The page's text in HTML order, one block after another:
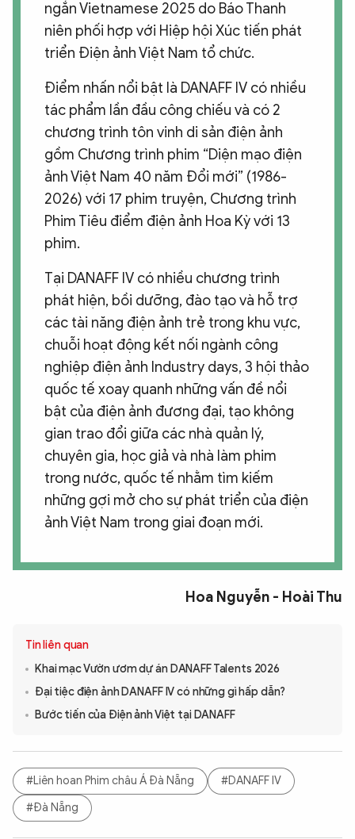
ngắn Vietnamese 2025 do Báo Thanh
niên phối hợp với Hiệp hội Xúc tiến phát
triển Điện ảnh Việt Nam tổ chức.
Điểm nhấn nổi bật là DANAFF IV có nhiều
tác phẩm lần đầu công chiếu và có 2
chương trình tôn vinh di sản điện ảnh
gồm Chương trình phim “Diện mạo điện
ảnh Việt Nam 40 năm Đổi mới” (1986-
2026) với 17 phim truyện, Chương trình
Phim Tiêu điểm điện ảnh Hoa Kỳ với 13
phim.
Tại DANAFF IV có nhiều chương trình
phát hiện, bồi dưỡng, đào tạo và hỗ trợ
các tài năng điện ảnh trẻ trong khu vực,
chuỗi hoạt động kết nối ngành công
nghiệp điện ảnh Industry days, 3 hội thảo
quốc tế xoay quanh những vấn đề nổi
bật của điện ảnh đương đại, tạo không
gian trao đổi giữa các nhà quản lý,
chuyên gia, học giả và nhà làm phim
trong nước, quốc tế nhằm tìm kiếm
những gợi mở cho sự phát triển của điện
ảnh Việt Nam trong giai đoạn mới.
Hoa Nguyễn - Hoài Thu
Tin liên quan
Khai mạc Vườn ươm dự án DANAFF Talents 2026
Đại tiệc điện ảnh DANAFF IV có những gì hấp dẫn?
Bước tiến của Điện ảnh Việt tại DANAFF
#Liên hoan Phim châu Á Đà Nẵng
#DANAFF IV
#Đà Nẵng